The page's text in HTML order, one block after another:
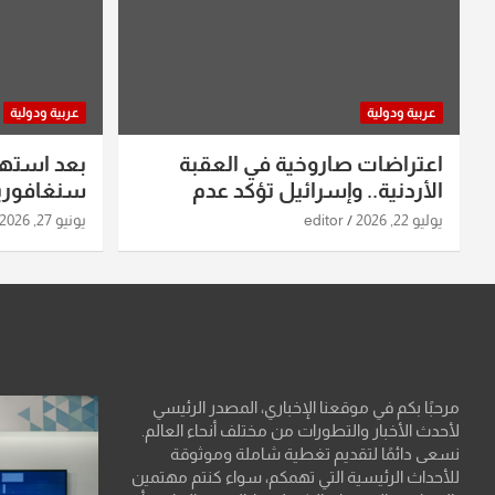
عربية ودولية
اعتراضات صاروخية في العقبة
الأردنية.. وإسرائيل تؤكد عدم
استهدافها
يوليو 22, 2026 editor
عربية ودولية
بعد
ومواقع
يونيو 27, 2026
مرحبًا بكم في موقعنا الإخباري، المصدر الرئيسي
لأحدث الأخبار والتطورات من مختلف أنحاء العالم.
نسعى دائمًا لتقديم تغطية شاملة وموثوقة
للأحداث الرئيسية التي تهمكم، سواء كنتم مهتمين